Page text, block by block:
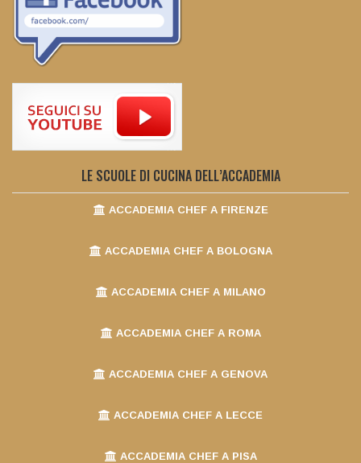
LE SCUOLE DI CUCINA DELL’ACCADEMIA
ACCADEMIA CHEF A FIRENZE
ACCADEMIA CHEF A BOLOGNA
ACCADEMIA CHEF A MILANO
ACCADEMIA CHEF A ROMA
ACCADEMIA CHEF A GENOVA
ACCADEMIA CHEF A LECCE
ACCADEMIA CHEF A PISA